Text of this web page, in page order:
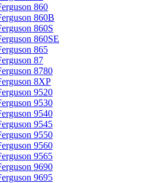
860
860B
860S
860SE
865
87
8780
8XP
9520
9530
9540
9545
9550
9560
9565
9690
9695